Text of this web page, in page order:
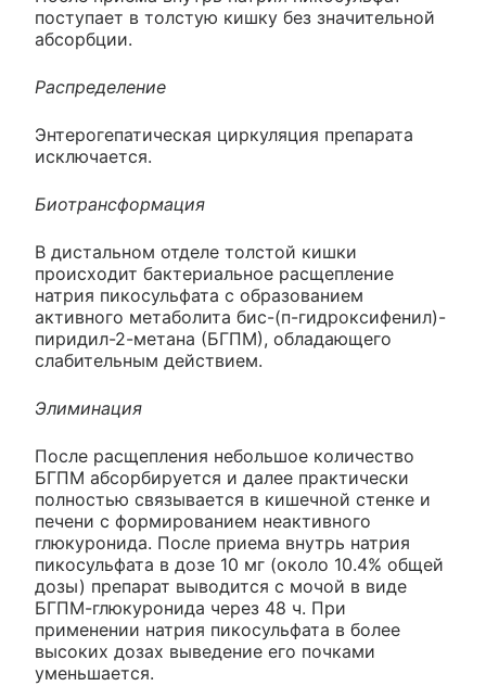
поступает в толстую кишку без значительной
абсорбции.
Распределение
Энтерогепатическая циркуляция препарата
исключается.
Биотрансформация
В дистальном отделе толстой кишки
происходит бактериальное расщепление
натрия пикосульфата с образованием
активного метаболита бис-(п-гидроксифенил)-
пиридил-2-метана (БГПМ), обладающего
слабительным действием.
Элиминация
После расщепления небольшое количество
БГПМ абсорбируется и далее практически
полностью связывается в кишечной стенке и
печени с формированием неактивного
глюкуронида. После приема внутрь натрия
пикосульфата в дозе 10 мг (около 10.4% общей
дозы) препарат выводится с мочой в виде
БГПМ-глюкуронида через 48 ч. При
применении натрия пикосульфата в более
высоких дозах выведение его почками
уменьшается.